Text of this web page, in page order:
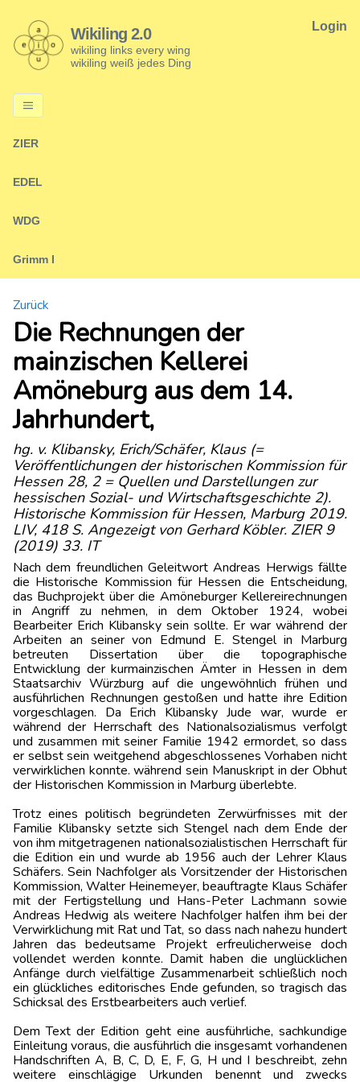
Wikiling 2.0
wikiling links every wing
wikiling weiß jedes Ding
Login
ZIER
EDEL
WDG
Grimm I
Zurück
Die Rechnungen der
mainzischen Kellerei
Amöneburg aus dem 14.
Jahrhundert,
hg. v. Klibansky, Erich/Schäfer, Klaus (=
Veröffentlichungen der historischen Kommission für
Hessen 28, 2 = Quellen und Darstellungen zur
hessischen Sozial- und Wirtschaftsgeschichte 2).
Historische Kommission für Hessen, Marburg 2019.
LIV, 418 S. Angezeigt von Gerhard Köbler. ZIER 9
(2019) 33. IT
Nach dem freundlichen Geleitwort Andreas Herwigs fällte
die Historische Kommission für Hessen die Entscheidung,
das Buchprojekt über die Amöneburger Kellereirechnungen
in Angriff zu nehmen, in dem Oktober 1924, wobei
Bearbeiter Erich Klibansky sein sollte. Er war während der
Arbeiten an seiner von Edmund E. Stengel in Marburg
betreuten Dissertation über die topographische
Entwicklung der kurmainzischen Ämter in Hessen in dem
Staatsarchiv Würzburg auf die ungewöhnlich frühen und
ausführlichen Rechnungen gestoßen und hatte ihre Edition
vorgeschlagen. Da Erich Klibansky Jude war, wurde er
während der Herrschaft des Nationalsozialismus verfolgt
und zusammen mit seiner Familie 1942 ermordet, so dass
er selbst sein weitgehend abgeschlossenes Vorhaben nicht
verwirklichen konnte. während sein Manuskript in der Obhut
der Historischen Kommission in Marburg überlebte.
Trotz eines politisch begründeten Zerwürfnisses mit der
Familie Klibansky setzte sich Stengel nach dem Ende der
von ihm mitgetragenen nationalsozialistischen Herrschaft für
die Edition ein und wurde ab 1956 auch der Lehrer Klaus
Schäfers. Sein Nachfolger als Vorsitzender der Historischen
Kommission, Walter Heinemeyer, beauftragte Klaus Schäfer
mit der Fertigstellung und Hans-Peter Lachmann sowie
Andreas Hedwig als weitere Nachfolger halfen ihm bei der
Verwirklichung mit Rat und Tat, so dass nach nahezu hundert
Jahren das bedeutsame Projekt erfreulicherweise doch
vollendet werden konnte. Damit haben die unglücklichen
Anfänge durch vielfältige Zusammenarbeit schließlich noch
ein glückliches editorisches Ende gefunden, so tragisch das
Schicksal des Erstbearbeiters auch verlief.
Dem Text der Edition geht eine ausführliche, sachkundige
Einleitung voraus, die ausführlich die insgesamt vorhandenen
Handschriften A, B, C, D, E, F, G, H und I beschreibt, zehn
weitere einschlägige Urkunden benennt und zwecks